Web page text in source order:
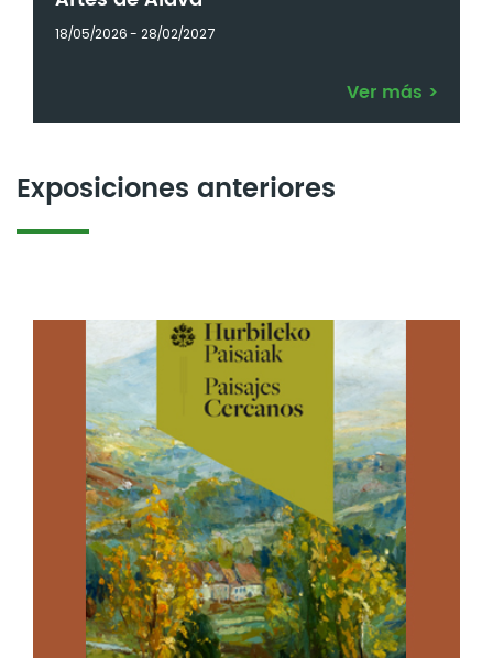
18/05/2026 - 28/02/2027
Ver más >
Exposiciones anteriores